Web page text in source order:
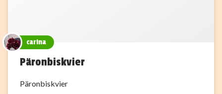
carina
Päronbiskvier
Päronbiskvier